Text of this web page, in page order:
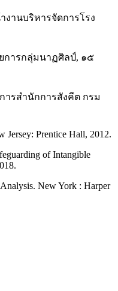
านบริหารจัดการโรง
ารกลุ่มนาฏศิลป์, ๑๕
ารสำนักการสังคีต กรม
Jersey: Prentice Hall, 2012.
of Intangible
New York : Harper